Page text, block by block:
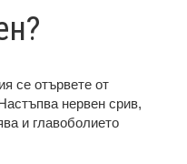
се отървете от
нервен срив,
и главоболието